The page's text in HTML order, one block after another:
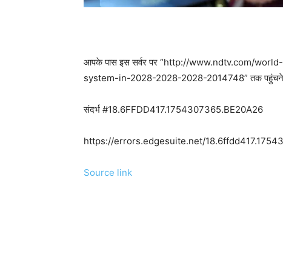
आपके पास इस सर्वर पर “http://www.ndtv.com/
system-in-2028-2028-2028-2014748” तक पहुंचने
संदर्भ #18.6FFDD417.1754307365.BE20A26
https://errors.edgesuite.net/
Source link